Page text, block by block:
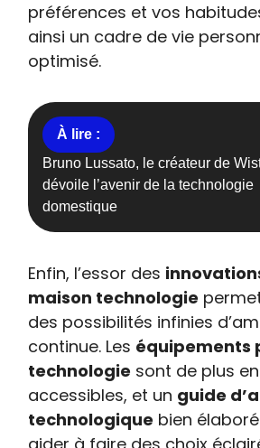
préférences et vos
ainsi un cadre de vie
optimisé.
Bruno Lussato, le créateur de
dévoile l’avenir de la technologie
domestique
Enfin, l’essor des
maison technologie
des possibilités infinies
continue. Les équipements
technologie sont de plus
accessibles, et un guide
technologique bien